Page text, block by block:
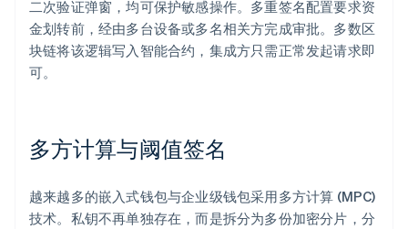
二次验证弹窗，均可保护敏感操作。多重签名配置要求资
金划转前，经由多台设备或多名相关方完成审批。多数区
块链将该逻辑写入智能合约，集成方只需正常发起请求即
可。
多方计算与阈值签名
越来越多的嵌入式钱包与企业级钱包采用多方计算 (MPC)
技术。私钥不再单独存在，而是拆分为多份加密分片，分